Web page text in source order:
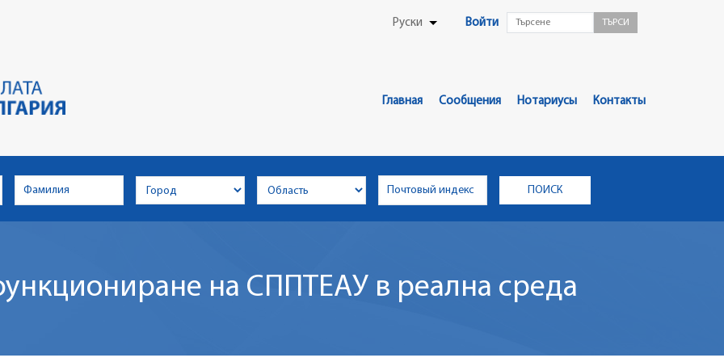
Руски List additional actions
User
Войти
Меню
Главная Сообщения Нотариусы Контакты
на СППТЕАУ в реална среда